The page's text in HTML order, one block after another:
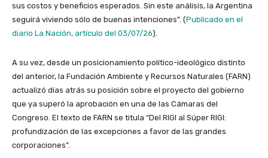
sus costos y beneficios esperados. Sin este análisis, la Argentina
seguirá viviendo sólo de buenas intenciones”. (Publicado en el
diario La Nación, artículo del 03/07/26).
A su vez, desde un posicionamiento político-ideológico distinto
del anterior, la Fundación Ambiente y Recursos Naturales (FARN)
actualizó días atrás su posición sobre el proyecto del gobierno
que ya superó la aprobación en una de las Cámaras del
Congreso. El texto de FARN se titula “Del RIGI al Súper RIGI:
profundización de las excepciones a favor de las grandes
corporaciones”.